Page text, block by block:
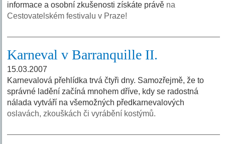
informace a osobní zkušenosti získáte právě na
Cestovatelském festivalu v Praze!
Karneval v Barranquille II.
15.03.2007
Karnevalová přehlídka trvá čtyři dny. Samozřejmě, že to
správné ladění začíná mnohem dříve, kdy se radostná
nálada vytváří na všemožných předkarnevalových
oslavách, zkouškách či vyrábění kostýmů.